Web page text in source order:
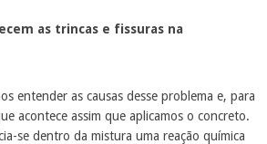
as trincas e fissuras na
entender as causas desse problema e, para
acontece assim que aplicamos o concreto.
se dentro da mistura uma reação química